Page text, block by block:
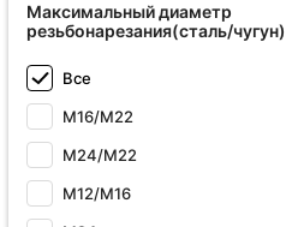
Максимальный диаметр
резьбонарезания(сталь/чугун)
Все
M16/М22
M24/М22
М12/M16